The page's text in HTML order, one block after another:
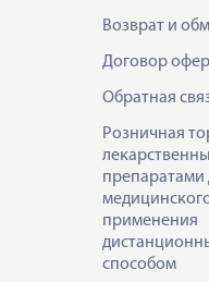
Возврат и
Договор
Обратная
Розничная
препаратами
применения
способом